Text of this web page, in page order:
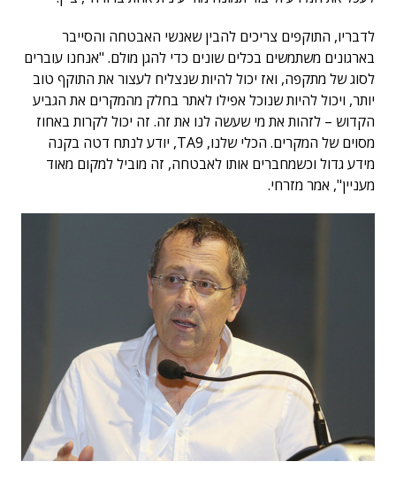
לדבריו, התוקפים צריכים להבין שאנשי האבטחה והסייבר
בארגונים משתמשים בכלים שונים כדי להגן מולם. "אנחנו עוברים
לסוג של מתקפה, ואז יכול להיות שנצליח לעצור את התוקף טוב
יותר, ויכול להיות שנוכל אפילו לאתר בחלק מהמקרים את הגביע
הקדוש – לזהות את מי שעשה לנו את זה. זה יכול לקרות באחוז
מסוים של המקרים. הכלי שלנו, TA9, יודע לנתח דטה בקנה
מידע גדול וכשמחברים אותו לאבטחה, זה מוביל למקום מאוד
מעניין", אמר מזרחי.